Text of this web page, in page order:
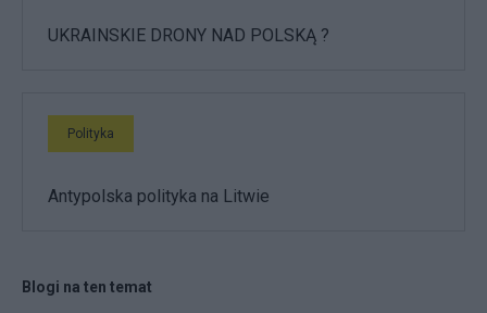
UKRAINSKIE DRONY NAD POLSKĄ ?
Polityka
Antypolska polityka na Litwie
Blogi na ten temat